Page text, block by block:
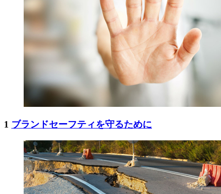
1 ブランドセーフティを守るために